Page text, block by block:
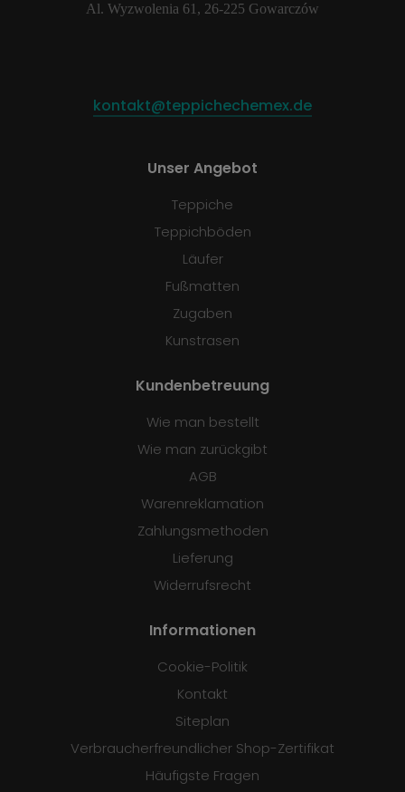
Al. Wyzwolenia 61, 26-225 Gowarczów
kontakt@teppichechemex.de
Unser Angebot
Teppiche
Teppichböden
Läufer
Fußmatten
Zugaben
Kunstrasen
Kundenbetreuung
Wie man bestellt
Wie man zurückgibt
AGB
Warenreklamation
Zahlungsmethoden
Lieferung
Widerrufsrecht
Informationen
Cookie-Politik
Kontakt
Siteplan
Verbraucherfreundlicher Shop-Zertifikat
Häufigste Fragen